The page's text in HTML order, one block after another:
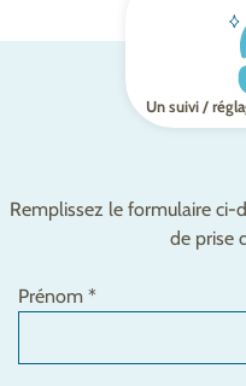
Un suivi /
Remplissez le formulaire ci-
de prise
Prénom *